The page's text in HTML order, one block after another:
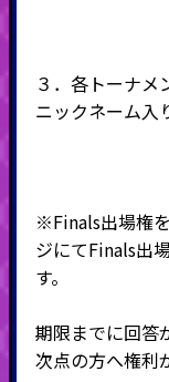
３．各トーナメ
ニックネーム入
※Finals出場権
ジにてFinals出
す。
期限までに回答
次点の方へ権利